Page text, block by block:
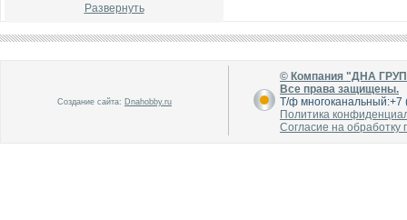
Развернуть
Создание сайта: Dnahobby.ru
© Компания "ДНА
Все права защищены.
Т/ф
Политика
Согласие на